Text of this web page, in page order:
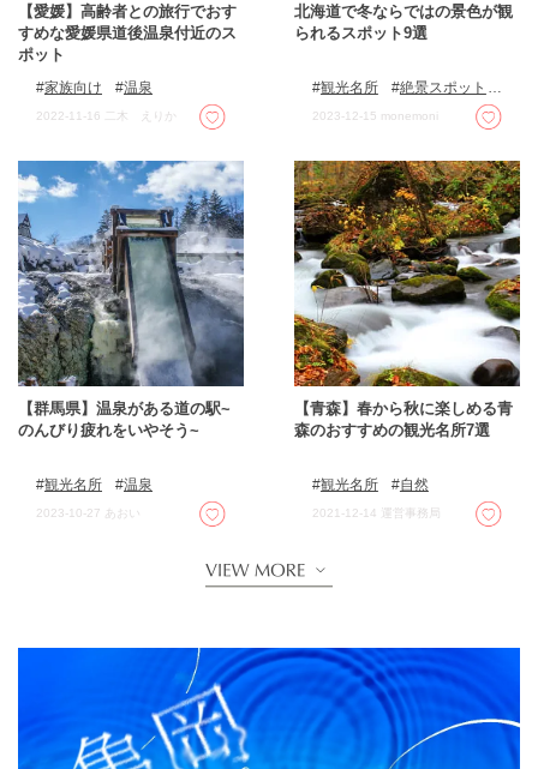
【愛媛】高齢者との旅行でおす
すめな愛媛県道後温泉付近のス
ポット
家族向け 温泉
2022-11-16 二木 えりか
北海道で冬ならではの景色が観
られるスポット9選
観光名所
絶景スポット
自然
2023-12-15 monemoni
【群馬県】温泉がある道の駅~
のんびり疲れをいやそう~
観光名所 温泉
2023-10-27 あおい
【青森】春から秋に楽しめる青
森のおすすめの観光名所7選
観光名所 自然
2021-12-14 運営事務局